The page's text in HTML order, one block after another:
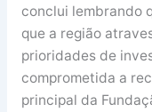
conclui lembrando
que a região
prioridades de
comprometida a
principal da